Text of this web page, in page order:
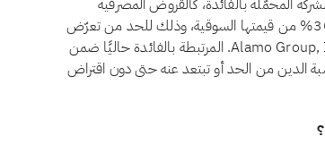
رقم 21 أن تظل قروض الشركة المحمّلة بالفائدة، كالقروض المصرفية
التقليدية والسندات وما شابهها من تمويل ربوي، أقل من 30% من قيمتها السوقية، وذلك للحد من تعرّض
المساهمين للرفع المالي القائم على الفائدة. وتقع ديون Alamo Group, Inc. المرتبطة بالفائدة حاليًا ضمن
نسبة الدين من الحد أو تبتعد عنه حتى دون اقتراض